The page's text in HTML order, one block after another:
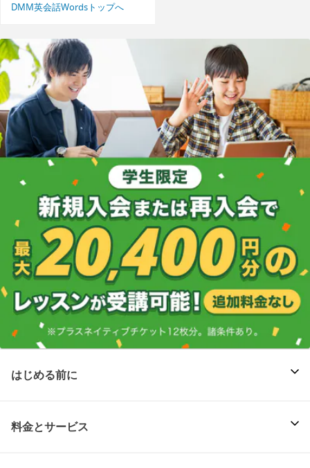
DMM英会話Wordsトップへ
はじめる前に
料金とサービス